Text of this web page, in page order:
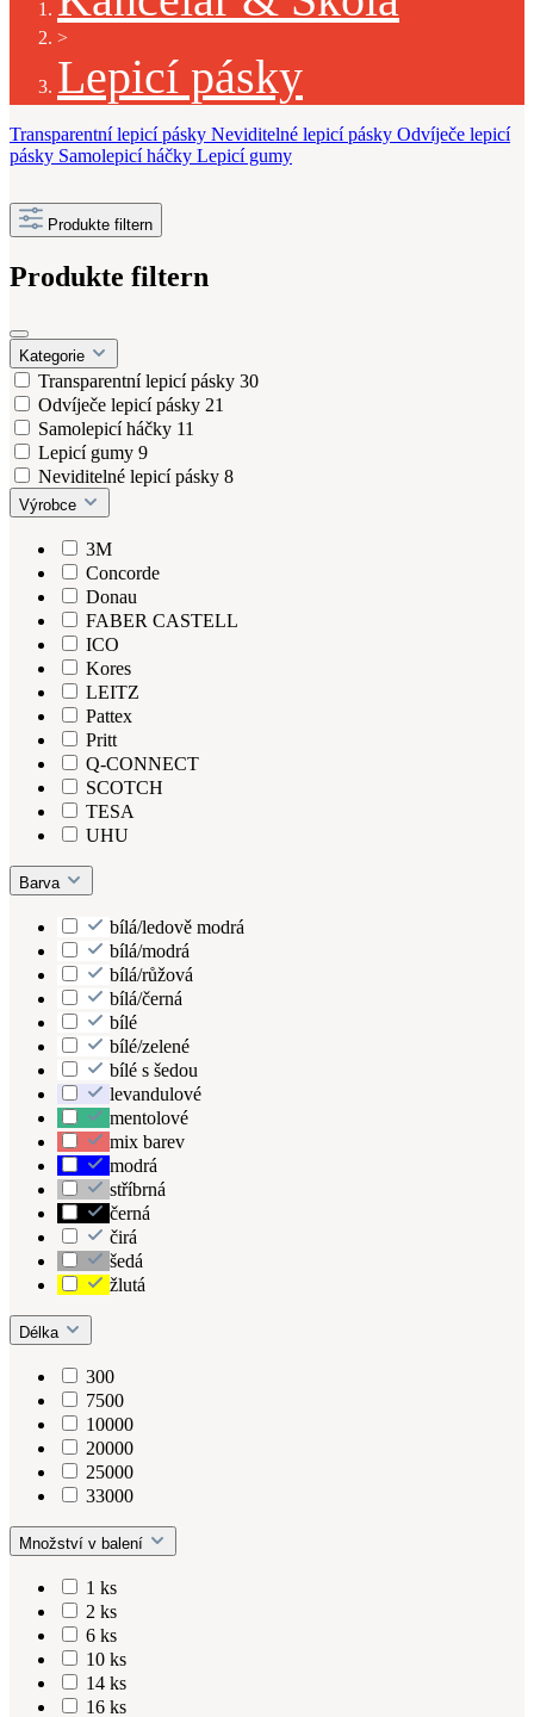
>
Lepicí pásky
Transparentní lepicí pásky Neviditelné lepicí pásky Odvíječe lepicí
pásky Samolepicí háčky Lepicí gumy
Produkte filtern
Produkte filtern
Kategorie
Transparentní lepicí pásky 30
Odvíječe lepicí pásky 21
Samolepicí háčky 11
Lepicí gumy 9
Neviditelné lepicí pásky 8
Výrobce
3M
Concorde
Donau
FABER CASTELL
ICO
Kores
LEITZ
Pattex
Pritt
Q-CONNECT
SCOTCH
TESA
UHU
Barva
bílá/ledově modrá
bílá/modrá
bílá/růžová
bílá/černá
bílé
bílé/zelené
bílé s šedou
levandulové
mentolové
mix barev
modrá
stříbrná
černá
čirá
šedá
žlutá
Délka
300
7500
10000
20000
25000
33000
Množství v balení
1 ks
2 ks
6 ks
10 ks
14 ks
16 ks